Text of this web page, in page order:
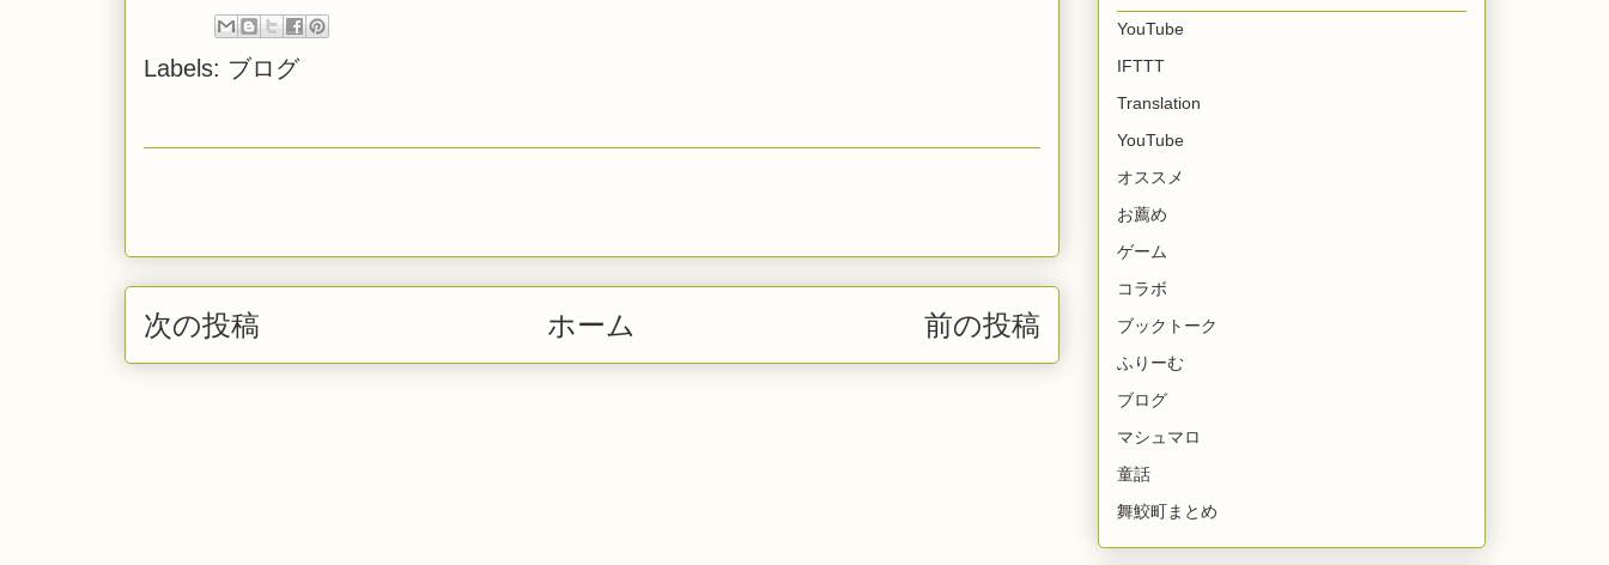
Labels: ブログ
次の投稿 前の投稿
ホーム
YouTube
IFTTT
Translation
YouTube
オススメ
お薦め
ゲーム
コラボ
ブックトーク
ふりーむ
ブログ
マシュマロ
童話
舞鮫町まとめ